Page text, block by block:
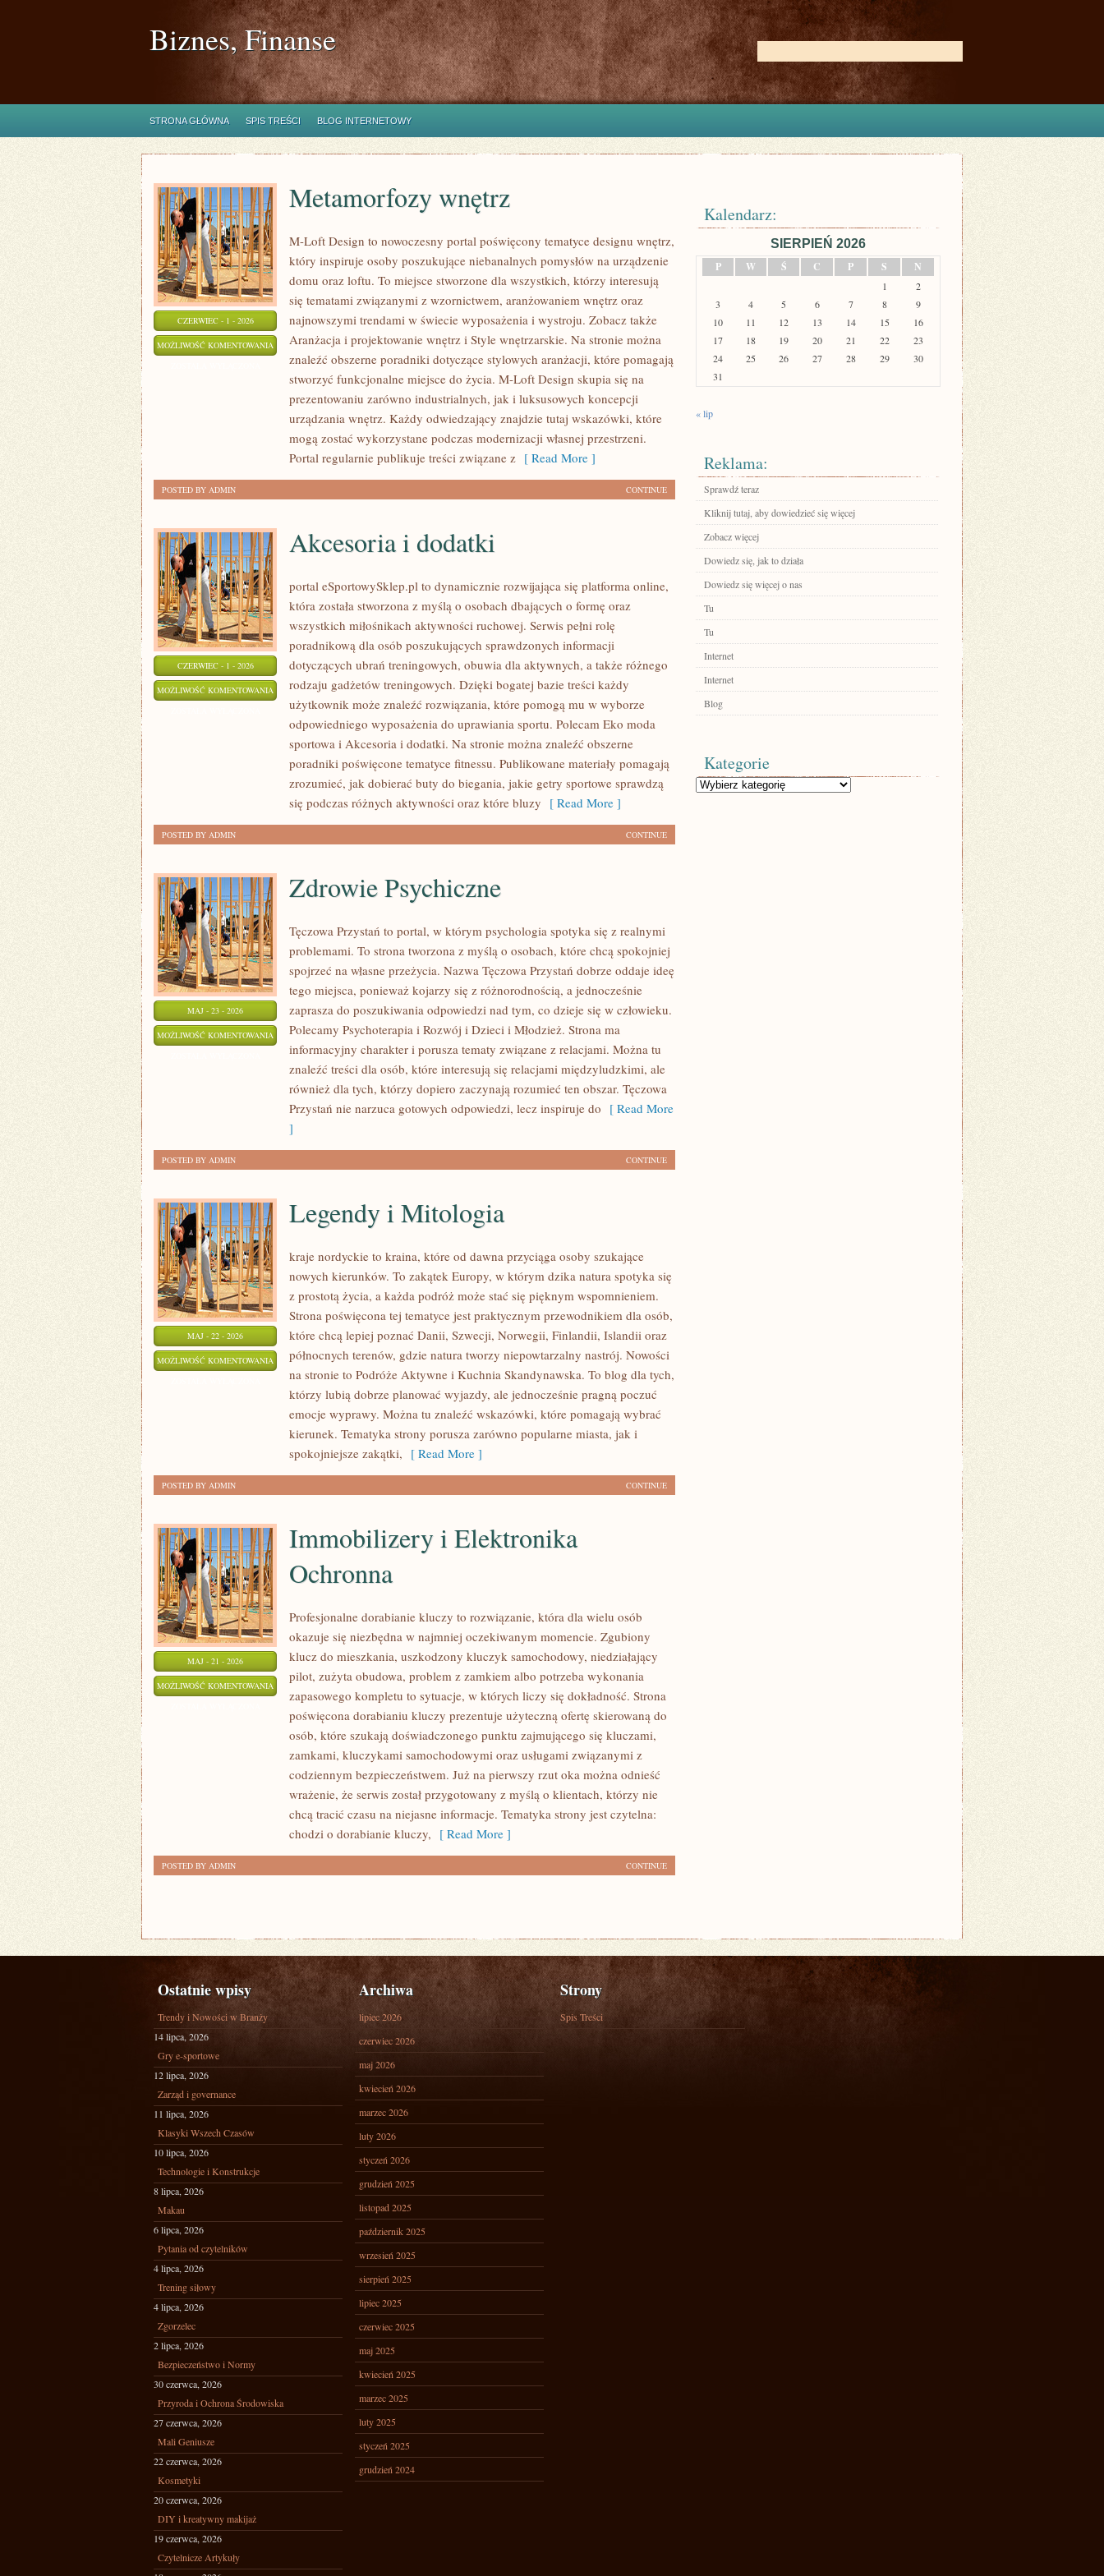
Biznes, Finanse
STRONA GŁÓWNA SPIS TREŚCI BLOG INTERNETOWY
CZERWIEC - 1 - 2026
MOŻLIWOŚĆ KOMENTOWANIA METAMORFOZY
WNĘTRZ
Metamorfozy wnętrz
M-Loft Design to nowoczesny portal poświęcony tematyce designu wnętrz,
który inspiruje osoby poszukujące niebanalnych pomysłów na urządzenie
domu oraz loftu. To miejsce stworzone dla wszystkich, którzy interesują
się tematami związanymi z wzornictwem, aranżowaniem wnętrz oraz
najnowszymi trendami w świecie wyposażenia i wystroju. Zobacz także
Aranżacja i projektowanie wnętrz i Style wnętrzarskie. Na stronie można
znaleźć obszerne poradniki dotyczące stylowych aranżacji, które pomagają
stworzyć funkcjonalne miejsce do życia. M-Loft Design skupia się na
prezentowaniu zarówno industrialnych, jak i luksusowych koncepcji
urządzania wnętrz. Każdy odwiedzający znajdzie tutaj wskazówki, które
mogą zostać wykorzystane podczas modernizacji własnej przestrzeni.
Portal regularnie publikuje treści związane z [ Read More ]
CONTINUE
POSTED BY ADMIN
CZERWIEC - 1 - 2026
MOŻLIWOŚĆ KOMENTOWANIA AKCESORIA
DODATKI
Akcesoria i dodatki
portal eSportowySklep.pl to dynamicznie rozwijająca się platforma online,
która została stworzona z myślą o osobach dbających o formę oraz
wszystkich miłośnikach aktywności ruchowej. Serwis pełni rolę
poradnikową dla osób poszukujących sprawdzonych informacji
dotyczących ubrań treningowych, obuwia dla aktywnych, a także różnego
rodzaju gadżetów treningowych. Dzięki bogatej bazie treści każdy
użytkownik może znaleźć rozwiązania, które pomogą mu w wyborze
odpowiedniego wyposażenia do uprawiania sportu. Polecam Eko moda
sportowa i Akcesoria i dodatki. Na stronie można znaleźć obszerne
poradniki poświęcone tematyce fitnessu. Publikowane materiały pomagają
zrozumieć, jak dobierać buty do biegania, jakie getry sportowe sprawdzą
się podczas różnych aktywności oraz które bluzy [ Read More ]
CONTINUE
POSTED BY ADMIN
MAJ - 23 - 2026
MOŻLIWOŚĆ KOMENTOWANIA ZDROWIE
PSYCHICZNE
Zdrowie Psychiczne
Tęczowa Przystań to portal, w którym psychologia spotyka się z realnymi
problemami. To strona tworzona z myślą o osobach, które chcą spokojniej
spojrzeć na własne przeżycia. Nazwa Tęczowa Przystań dobrze oddaje ideę
tego miejsca, ponieważ kojarzy się z różnorodnością, a jednocześnie
zaprasza do poszukiwania odpowiedzi nad tym, co dzieje się w człowieku.
Polecamy Psychoterapia i Rozwój i Dzieci i Młodzież. Strona ma
informacyjny charakter i porusza tematy związane z relacjami. Można tu
znaleźć treści dla osób, które interesują się relacjami międzyludzkimi, ale
również dla tych, którzy dopiero zaczynają rozumieć ten obszar. Tęczowa
Przystań nie narzuca gotowych odpowiedzi, lecz inspiruje do [ Read More
]
CONTINUE
POSTED BY ADMIN
MAJ - 22 - 2026
MOŻLIWOŚĆ KOMENTOWANIA LEGENDY
MITOLOGIA
Legendy i Mitologia
kraje nordyckie to kraina, które od dawna przyciąga osoby szukające
nowych kierunków. To zakątek Europy, w którym dzika natura spotyka się
z prostotą życia, a każda podróż może stać się pięknym wspomnieniem.
Strona poświęcona tej tematyce jest praktycznym przewodnikiem dla osób,
które chcą lepiej poznać Danii, Szwecji, Norwegii, Finlandii, Islandii oraz
północnych terenów, gdzie natura tworzy niepowtarzalny nastrój. Nowości
na stronie to Podróże Aktywne i Kuchnia Skandynawska. To blog dla tych,
którzy lubią dobrze planować wyjazdy, ale jednocześnie pragną poczuć
emocje wyprawy. Można tu znaleźć wskazówki, które pomagają wybrać
kierunek. Tematyka strony porusza zarówno popularne miasta, jak i
spokojniejsze zakątki, [ Read More ]
CONTINUE
POSTED BY ADMIN
MAJ - 21 - 2026
MOŻLIWOŚĆ KOMENTOWANIA IMMOBILIZERY
ELEKTRONIKA
Immobilizery i Elektronika
Ochronna
Profesjonalne dorabianie kluczy to rozwiązanie, która dla wielu osób
okazuje się niezbędna w najmniej oczekiwanym momencie. Zgubiony
klucz do mieszkania, uszkodzony kluczyk samochodowy, niedziałający
pilot, zużyta obudowa, problem z zamkiem albo potrzeba wykonania
zapasowego kompletu to sytuacje, w których liczy się dokładność. Strona
poświęcona dorabianiu kluczy prezentuje użyteczną ofertę skierowaną do
osób, które szukają doświadczonego punktu zajmującego się kluczami,
zamkami, kluczykami samochodowymi oraz usługami związanymi z
codziennym bezpieczeństwem. Już na pierwszy rzut oka można odnieść
wrażenie, że serwis został przygotowany z myślą o klientach, którzy nie
chcą tracić czasu na niejasne informacje. Tematyka strony jest czytelna:
chodzi o dorabianie kluczy, [ Read More ]
CONTINUE
POSTED BY ADMIN
Kalendarz:
SIERPIEŃ 2026
P
W Ś C P S N
1
2
3
4 5 6 7 8
9
10
11 12 13 14 15
16
17
18 19 20 21 22
23
24
25 26 27 28 29
30
31
« lip
Reklama:
Sprawdź teraz
Kliknij tutaj, aby dowiedzieć się więcej
Zobacz więcej
Dowiedz się, jak to działa
Dowiedz się więcej o nas
Tu
Tu
Internet
Internet
Blog
Kategorie
Kategorie
Ostatnie wpisy
Trendy i Nowości w Branży
14 lipca, 2026
Gry e-sportowe
12 lipca, 2026
Zarząd i governance
11 lipca, 2026
Klasyki Wszech Czasów
10 lipca, 2026
Technologie i Konstrukcje
8 lipca, 2026
Makau
6 lipca, 2026
Pytania od czytelników
4 lipca, 2026
Trening siłowy
4 lipca, 2026
Zgorzelec
2 lipca, 2026
Bezpieczeństwo i Normy
30 czerwca, 2026
Przyroda i Ochrona Środowiska
27 czerwca, 2026
Mali Geniusze
22 czerwca, 2026
Kosmetyki
20 czerwca, 2026
DIY i kreatywny makijaż
19 czerwca, 2026
Czytelnicze Artykuły
Archiwa
lipiec 2026
czerwiec 2026
maj 2026
kwiecień 2026
marzec 2026
luty 2026
styczeń 2026
grudzień 2025
listopad 2025
październik 2025
wrzesień 2025
sierpień 2025
lipiec 2025
czerwiec 2025
maj 2025
kwiecień 2025
marzec 2025
luty 2025
styczeń 2025
grudzień 2024
Strony
Spis Treści